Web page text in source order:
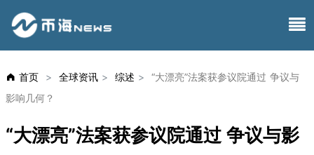
首页 > 全球资讯 > 综述 >
“大漂亮”法案获参议院通过 争议与
影响几何？
“大漂亮”法案获参议院通过 争议与影